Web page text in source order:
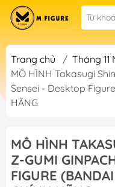
Trang chủ / Tháng 11
MÔ HÌNH Takasugi
Sensei - Desktop
HÃNG
MÔ HÌNH
Z-GUMI
FIGURE